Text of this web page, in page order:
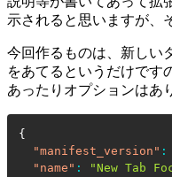
示されると思いますが、
今回作るものは、新しい
をあてるというだけです
あったりオプションはあ
{
"manifest_version" :
"name" : "New Tab